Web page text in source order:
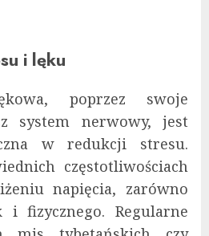
i lęku
poprzez swoje
system nerwowy, jest
w redukcji stresu.
częstotliwościach
napięcia, zarówno
i fizycznego. Regularne